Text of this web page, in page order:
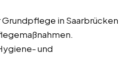
Grundpflege in Saarbrücken
und